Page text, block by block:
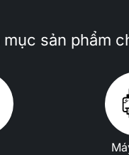
mục sản phẩm